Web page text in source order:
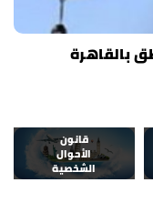
قانون
الأحوال
الشخصية